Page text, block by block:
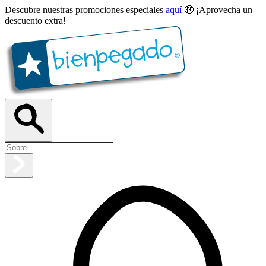
Descubre nuestras promociones especiales aquí🤑 ¡Aprovecha un
descuento extra!